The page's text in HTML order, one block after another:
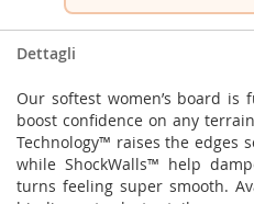
Dettagli
Our softest women’s board
boost confidence on any
Technology™ raises the edges
while ShockWalls™ help
turns feeling super smooth.